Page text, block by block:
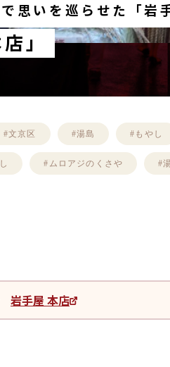
思いを巡らせた「岩
」
#文京区 #湯島 #もやし
#ムロアジのくさや #
岩手屋 本店